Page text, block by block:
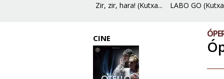
Zir, zir, hara! (Kutxa... LABO GO
CINE